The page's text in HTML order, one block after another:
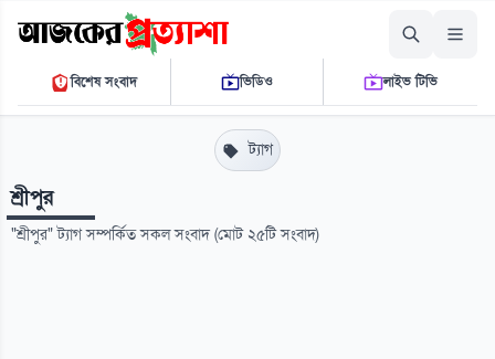
রোববার, ০৯ আগস্ট ২০২৬
০৪ ৩৪ ৫৩ পি.এম.THE DAILY AJKER PROTTASHA
বিশেষ সংবাদ ভিডিও লাইভ টিভি
ট্যাগ
শ্রীপুর
"শ্রীপুর" ট্যাগ সম্পর্কিত সকল সংবাদ (মোট ২৫টি সংবাদ)